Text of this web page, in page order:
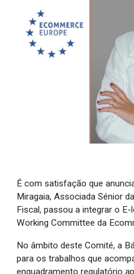
É com satisfação que
Miragaia, Associada Sénior
Fiscal, passou a integrar o
Working Committee da
No âmbito deste Comité, a
para os trabalhos que
enquadramento regulatório